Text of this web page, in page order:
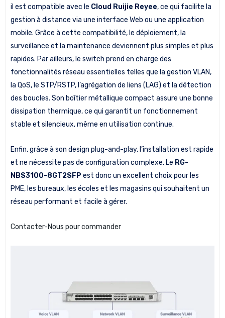
il est compatible avec le Cloud Ruijie Reyee, ce qui facilite la
gestion à distance via une interface Web ou une application
mobile. Grâce à cette compatibilité, le déploiement, la
surveillance et la maintenance deviennent plus simples et plus
rapides. Par ailleurs, le switch prend en charge des
fonctionnalités réseau essentielles telles que la gestion VLAN,
la QoS, le STP/RSTP, l’agrégation de liens (LAG) et la détection
des boucles. Son boîtier métallique compact assure une bonne
dissipation thermique, ce qui garantit un fonctionnement
stable et silencieux, même en utilisation continue.
Enfin, grâce à son design plug-and-play, l’installation est rapide
et ne nécessite pas de configuration complexe. Le RG-
NBS3100-8GT2SFP est donc un excellent choix pour les
PME, les bureaux, les écoles et les magasins qui souhaitent un
réseau performant et facile à gérer.
Contacter-Nous pour commander